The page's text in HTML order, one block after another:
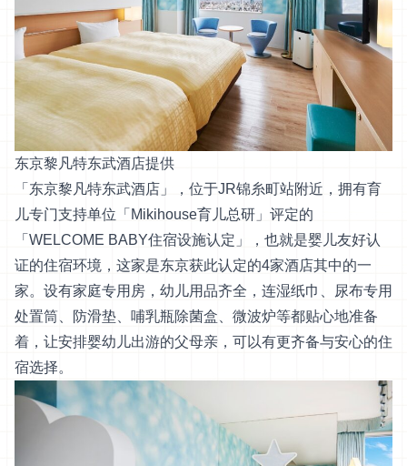
东京黎凡特东武酒店提供
「东京黎凡特东武酒店」，位于JR锦糸町站附近，拥有育
儿专门支持单位「Mikihouse育儿总研」评定的
「WELCOME BABY住宿设施认定」，也就是婴儿友好认
证的住宿环境，这家是东京获此认定的4家酒店其中的一
家。设有家庭专用房，幼儿用品齐全，连湿纸巾、尿布专用
处置筒、防滑垫、哺乳瓶除菌盒、微波炉等都贴心地准备
着，让安排婴幼儿出游的父母亲，可以有更齐备与安心的住
宿选择。